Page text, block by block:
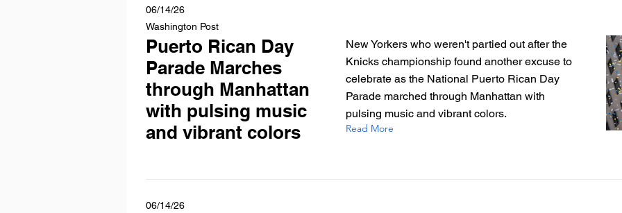
06/14/26
Washington Post
Puerto Rican Day
Parade Marches
through Manhattan
with pulsing music
and vibrant colors
New Yorkers who weren't partied out after the
Knicks championship found another excuse to
celebrate as the National Puerto Rican Day
Parade marched through Manhattan with
pulsing music and vibrant colors.
Read More
06/14/26